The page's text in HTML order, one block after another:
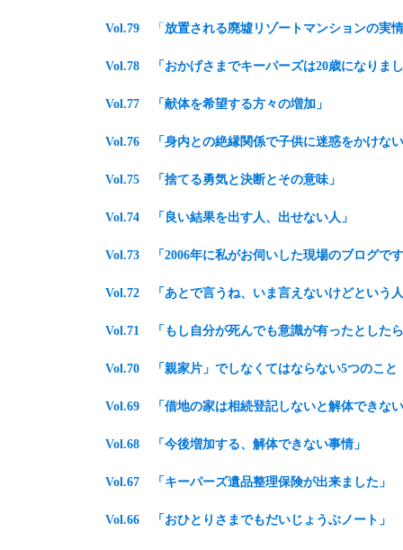
Vol.79 「 放置される廃墟リゾートマンションの実情
Vol.78 「おかげさまでキーパーズは20歳になりまし
Vol.77 「献体を希望する方々の増加」
Vol.76 「身内との絶縁関係で子供に迷惑をかけな
Vol.75 「捨てる勇気と決断とその意味」
Vol.74 「良い結果を出す人、出せない人」
Vol.73 「2006年に私がお伺いした現場のブログです
Vol.72 「あとで言うね、いま言えないけどという人
Vol.71 「もし自分が死んでも意識が有ったとしたら
Vol.70 「親家片」でしなくてはならない5つのこと
Vol.69 「借地の家は相続登記しないと解体できな
Vol.68 「今後増加する、解体できない事情」
Vol.67 「キーパーズ遺品整理保険が出来ました 」
Vol.66 「おひとりさまでもだいじょうぶノート 」